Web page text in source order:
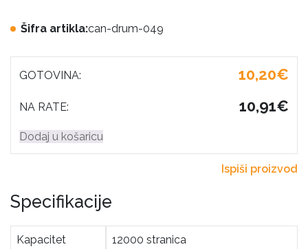
Šifra artikla:can-drum-049
GOTOVINA: 10,20€
NA RATE: 10,91€
Dodaj u košaricu
Ispiši proizvod
Specifikacije
Kapacitet 12000 stranica